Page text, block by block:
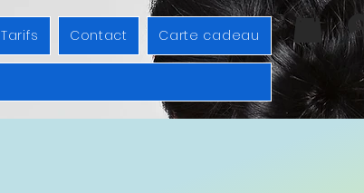
Tarifs Contact Carte cadeau